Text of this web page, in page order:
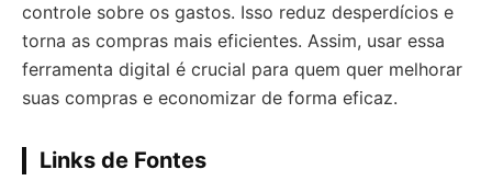
controle sobre os gastos. Isso reduz desperdícios e
torna as compras mais eficientes. Assim, usar essa
ferramenta digital é crucial para quem quer melhorar
suas compras e economizar de forma eficaz.
Links de Fontes